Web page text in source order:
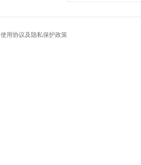
使用协议及隐私保护政策